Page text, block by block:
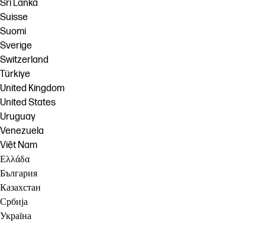
Sri Lanka
Suisse
Suomi
Sverige
Switzerland
Türkiye
United Kingdom
United States
Uruguay
Venezuela
Việt Nam
Ελλάδα
България
Казахстан
Србија
Україна